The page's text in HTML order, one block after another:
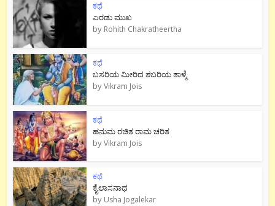
ಕಥೆ
ಎರಡು ಮುಖ
by Rohith Chakratheertha
ಕಥೆ
ಬಸರಿಯ ಮೀರಿದ ಶಬರಿಯ ತಾಳ್ಮೆ
byVikram Jois
ಕಥೆ
ಹನುಮ ರಚಿತ ರಾಮ‌ ಚರಿತ
byVikram Jois
ಕಥೆ
ಕೈಲಾಸನಾಥ
by Usha Jogalekar